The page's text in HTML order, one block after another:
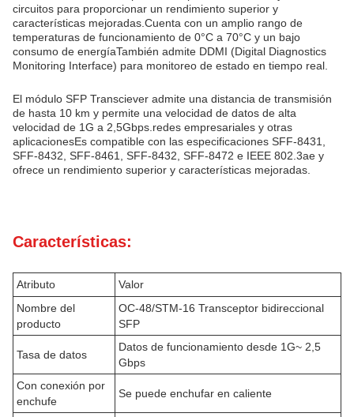
circuitos para proporcionar un rendimiento superior y
características mejoradas.Cuenta con un amplio rango de
temperaturas de funcionamiento de 0°C a 70°C y un bajo
consumo de energíaTambién admite DDMI (Digital Diagnostics
Monitoring Interface) para monitoreo de estado en tiempo real.
El módulo SFP Transciever admite una distancia de transmisión
de hasta 10 km y permite una velocidad de datos de alta
velocidad de 1G a 2,5Gbps.redes empresariales y otras
aplicacionesEs compatible con las especificaciones SFF-8431,
SFF-8432, SFF-8461, SFF-8432, SFF-8472 e IEEE 802.3ae y
ofrece un rendimiento superior y características mejoradas.
Características:
Atributo
Valor
Nombre del
producto
OC-48/STM-16 Transceptor bidireccional
SFP
Tasa de datos
Datos de funcionamiento desde 1G~ 2,5
Gbps
Con conexión por
enchufe
Se puede enchufar en caliente